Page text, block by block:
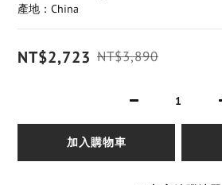
產地：China
NT$2,723 NT$3,890
加入購物車